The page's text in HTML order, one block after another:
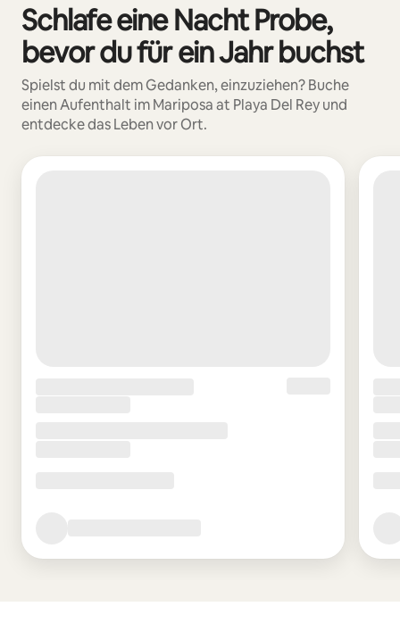
Schlafe eine Nacht Probe,
bevor du für ein Jahr buchst
Spielst du mit dem Gedanken, einzuziehen? Buche
einen Aufenthalt im Mariposa at Playa Del Rey und
entdecke das Leben vor Ort.
0 von 0 Artikeln